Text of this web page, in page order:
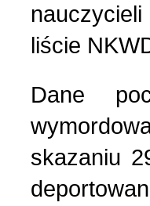
liście
Dane
skazaniu